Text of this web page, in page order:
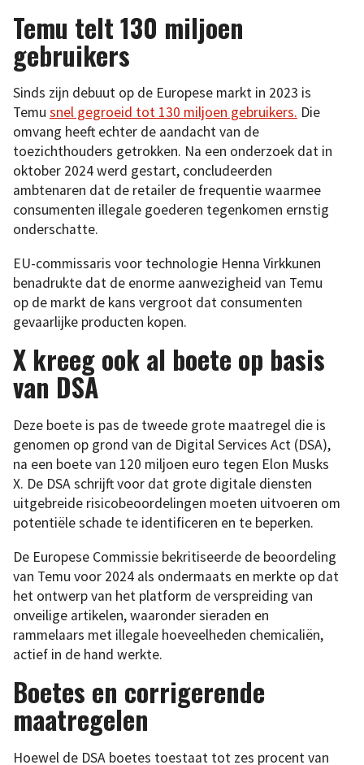
Temu telt 130 miljoen
gebruikers
Sinds zijn debuut op de Europese markt in 2023 is
Temu snel gegroeid tot 130 miljoen gebruikers. Die
omvang heeft echter de aandacht van de
toezichthouders getrokken. Na een onderzoek dat in
oktober 2024 werd gestart, concludeerden
ambtenaren dat de retailer de frequentie waarmee
consumenten illegale goederen tegenkomen ernstig
onderschatte.
EU-commissaris voor technologie Henna Virkkunen
benadrukte dat de enorme aanwezigheid van Temu
op de markt de kans vergroot dat consumenten
gevaarlijke producten kopen.
X kreeg ook al boete op basis
van DSA
Deze boete is pas de tweede grote maatregel die is
genomen op grond van de Digital Services Act (DSA),
na een boete van 120 miljoen euro tegen Elon Musks
X. De DSA schrijft voor dat grote digitale diensten
uitgebreide risicobeoordelingen moeten uitvoeren om
potentiële schade te identificeren en te beperken.
De Europese Commissie bekritiseerde de beoordeling
van Temu voor 2024 als ondermaats en merkte op dat
het ontwerp van het platform de verspreiding van
onveilige artikelen, waaronder sieraden en
rammelaars met illegale hoeveelheden chemicaliën,
actief in de hand werkte.
Boetes en corrigerende
maatregelen
Hoewel de DSA boetes toestaat tot zes procent van